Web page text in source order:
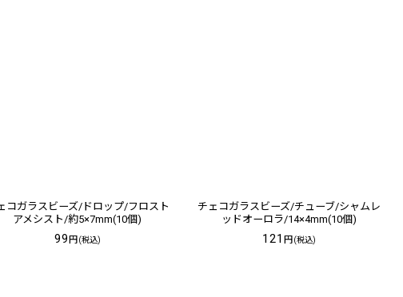
コガラスビーズ/ドロップ/フロスト
アメシスト/約5×7mm(10個)
99 円 (税込)
チェコガラスビーズ/チューブ/シャムレ
ッドオーロラ/14×4mm(10個)
121円 (税込)